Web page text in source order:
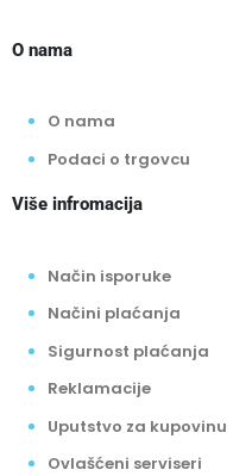
O nama
O nama
Podaci o trgovcu
Više infromacija
Način isporuke
Načini plaćanja
Sigurnost plaćanja
Reklamacije
Uputstvo za kupovinu
Ovlašćeni serviseri